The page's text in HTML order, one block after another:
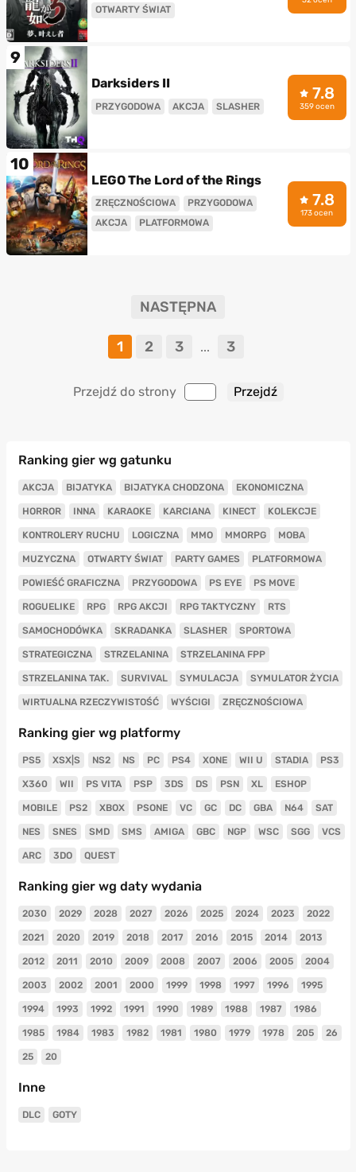
OTWARTY ŚWIAT
9
Darksiders II
PRZYGODOWA AKCJA SLASHER
7.8
359 ocen
10
LEGO The Lord of the Rings
ZRĘCZNOŚCIOWA
PRZYGODOWA
AKCJA
PLATFORMOWA
7.8
173 ocen
NASTĘPNA
1 2 3 ... 3
Przejdź do strony
Ranking gier wg gatunku
AKCJA BIJATYKA BIJATYKA CHODZONA EKONOMICZNA
HORROR INNA KARAOKE KARCIANA KINECT KOLEKCJE
KONTROLERY RUCHU LOGICZNA MMO MMORPG MOBA
MUZYCZNA OTWARTY ŚWIAT PARTY GAMES PLATFORMOWA
POWIEŚĆ GRAFICZNA PRZYGODOWA PS EYE PS MOVE
ROGUELIKE RPG RPG AKCJI RPG TAKTYCZNY RTS
SAMOCHODÓWKA SKRADANKA SLASHER SPORTOWA
STRATEGICZNA STRZELANINA STRZELANINA FPP
STRZELANINA TAK. SURVIVAL SYMULACJA SYMULATOR ŻYCIA
WIRTUALNA RZECZYWISTOŚĆ WYŚCIGI ZRĘCZNOŚCIOWA
Ranking gier wg platformy
PS5 XSX|S NS2 NS PC PS4 XONE WII U STADIA PS3
X360 WII PS VITA PSP 3DS DS PSN XL ESHOP
MOBILE PS2 XBOX PSONE VC GC DC GBA N64 SAT
NES SNES SMD SMS AMIGA GBC NGP WSC SGG VCS
ARC 3DO QUEST
Ranking gier wg daty wydania
2030 2029 2028 2027 2026 2025 2024 2023 2022
2021 2020 2019 2018 2017 2016 2015 2014 2013
2012 2011 2010 2009 2008 2007 2006 2005 2004
2003 2002 2001 2000 1999 1998 1997 1996 1995
1994 1993 1992 1991 1990 1989 1988 1987 1986
1985 1984 1983 1982 1981 1980 1979 1978 205 26
25 20
Inne
DLC GOTY